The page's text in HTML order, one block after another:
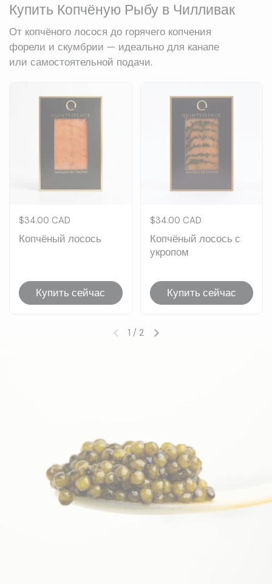
Купить Копчёную Рыбу в Чилливак
От копчёного лосося до горячего копчения
форели и скумбрии — идеально для канапе
или самостоятельной подачи.
Цена:
$34.00 CAD
Копчёный лосось
Купить сейчас
Цена:
$34.00 CAD
Копчёный лосось с
укропом
Купить сейчас
Предыдущий слайдСледующий слайд
1 / 2